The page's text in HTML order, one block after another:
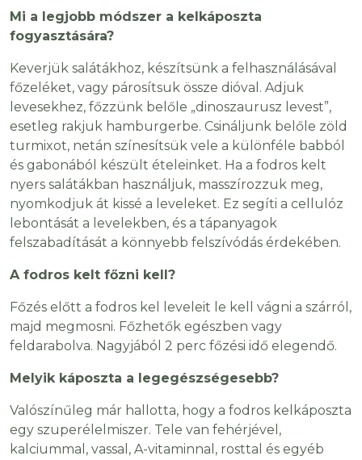
Mi a legjobb módszer a kelkáposzta
fogyasztására?
Keverjük salátákhoz, készítsünk a felhasználásával
főzeléket, vagy párosítsuk össze dióval. Adjuk
levesekhez, főzzünk belőle „dinoszaurusz levest”,
esetleg rakjuk hamburgerbe. Csináljunk belőle zöld
turmixot, netán színesítsük vele a különféle babból
és gabonából készült ételeinket. Ha a fodros kelt
nyers salátákban használjuk, masszírozzuk meg,
nyomkodjuk át kissé a leveleket. Ez segíti a cellulóz
lebontását a levelekben, és a tápanyagok
felszabadítását a könnyebb felszívódás érdekében.
A fodros kelt főzni kell?
Főzés előtt a fodros kel leveleit le kell vágni a szárról,
majd megmosni. Főzhetők egészben vagy
feldarabolva. Nagyjából 2 perc főzési idő elegendő.
Melyik káposzta a legegészségesebb?
Valószínűleg már hallotta, hogy a fodros kelkáposzta
egy szuperélelmiszer. Tele van fehérjével,
kalciummal, vassal, A-vitaminnal, rosttal és egyéb